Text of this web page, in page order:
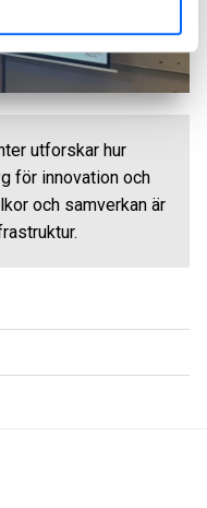
utforskar hur
för innovation och
och samverkan är